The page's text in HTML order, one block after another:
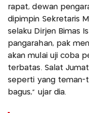
rapat, dewan
dipimpin Sekretaris
selaku Dirjen Bimas
pangarahan, pak
akan mulai uji coba
terbatas. Salat
seperti yang teman-
bagus," ujar dia.